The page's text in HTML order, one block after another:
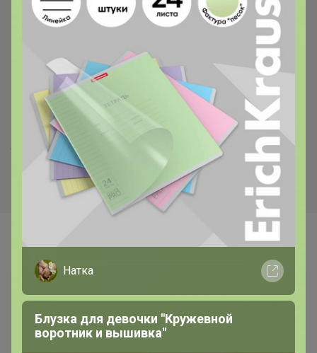
520р
Укрывной материал 60 черн.
2,1м*10м
37р
Лента киперная, 8мм, 20м
Самые желанные
Натка
Блузка для девочки "Кружевной
воротник и вышивка"